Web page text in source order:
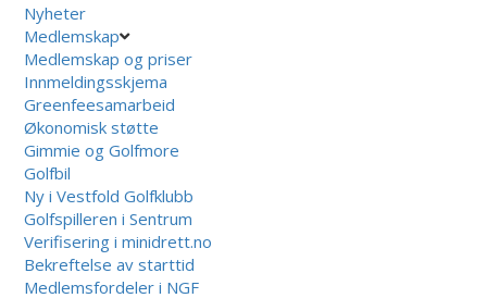
Nyheter
Medlemskap
Medlemskap og priser
Innmeldingsskjema
Greenfeesamarbeid
Økonomisk støtte
Gimmie og Golfmore
Golfbil
Ny i Vestfold Golfklubb
Golfspilleren i Sentrum
Verifisering i minidrett.no
Bekreftelse av starttid
Medlemsfordeler i NGF